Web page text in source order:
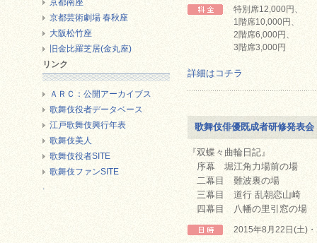
特別席12,000円、
1階席10,000円、
2階席6,000円、
3階席3,000円
詳細はコチラ
歌舞伎俳優既成者研修発表
『双蝶々曲輪日記』
序幕 堀江角力場前の場
二幕目 難波裏の場
三幕目 道行 乱朝恋山
四幕目 八幡の里引窓の場
2015年8月22日(土)
京都南座
京都芸術劇場 春秋座
大阪松竹座
旧金比羅芝居(金丸座)
リンク
ＡＲＣ：公開アーカイブス
歌舞伎役者データベース
江戸歌舞伎興行年表
歌舞伎美人
歌舞伎役者SITE
歌舞伎ファンSITE
.